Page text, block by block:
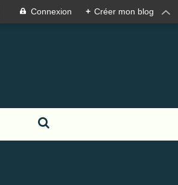
Connexion + Créer mon blog